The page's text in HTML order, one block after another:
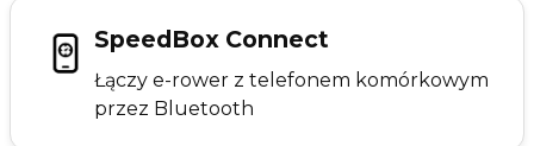
SpeedBox Connect
Łączy e-rower z telefonem komórkowym
przez Bluetooth